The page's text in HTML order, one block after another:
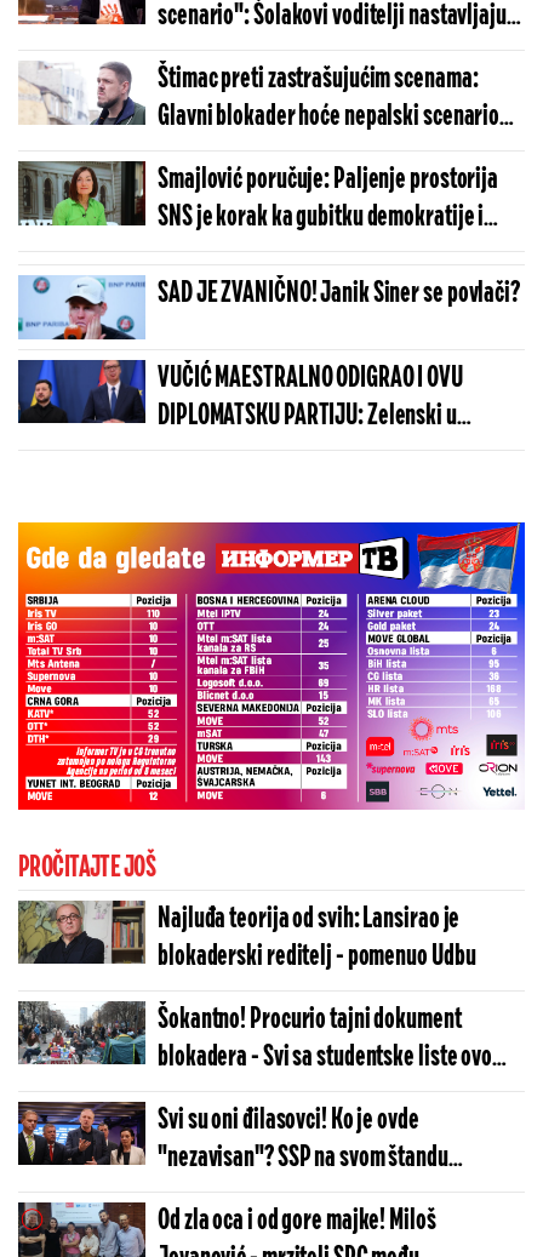
scenario": Šolakovi voditelji nastavljaju
kampanju protiv Vučića (VIDEO)
Štimac preti zastrašujućim scenama:
Glavni blokader hoće nepalski scenario
(VIDEO)
Smajlović poručuje: Paljenje prostorija
SNS je korak ka gubitku demokratije i
korak ka nasilju kao u Nepalu (VIDEO)
SAD JE ZVANIČNO! Janik Siner se povlači?
VUČIĆ MAESTRALNO ODIGRAO I OVU
DIPLOMATSKU PARTIJU: Zelenski u
Beogradu potvrdio - Kosovo je Srbija
PROČITAJTE JOŠ
Najluđa teorija od svih: Lansirao je
blokaderski reditelj - pomenuo Udbu
Šokantno! Procurio tajni dokument
blokadera - Svi sa studentske liste ovo
moraju da potpišu (FOTO)
Svi su oni đilasovci! Ko je ovde
"nezavisan"? SSP na svom štandu
promoviše blokadere
Od zla oca i od gore majke! Miloš